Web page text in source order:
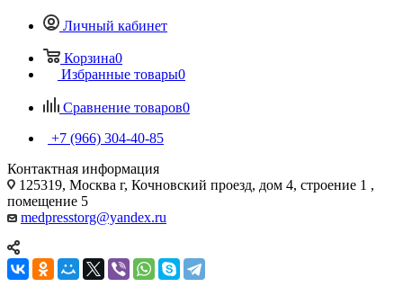
Личный кабинет
Корзина0
Избранные товары0
Сравнение товаров0
+7 (966) 304-40-85
Контактная информация
125319, Москва г, Кочновский проезд, дом 4, строение 1 ,
помещение 5
medpresstorg@yandex.ru